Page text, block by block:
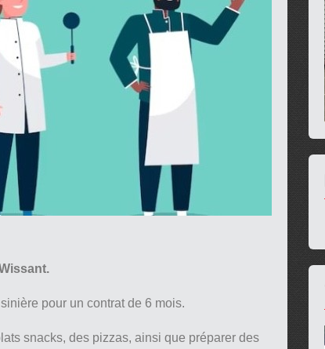
pour un contrat de 6 mois.
snacks, des pizzas, ainsi que préparer des